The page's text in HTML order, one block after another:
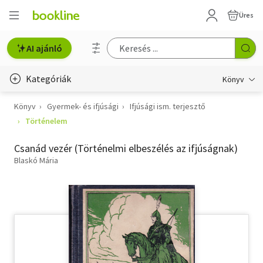
Üres
AI ajánló
Kategóriák Könyv
Életmód, egészség
Gyermek- és ifjúsági
Hobbi, szabadidő
Könyv Gyermek- és ifjúsági
Ifjúsági ism. terjesztő
Történelem
Csanád vezér (Történelmi elbeszélés az ifjúságnak)
Blaskó Mária